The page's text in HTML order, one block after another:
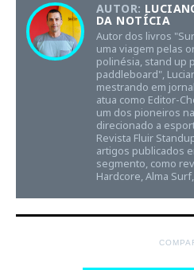
AUTOR:
DA NOTÍCIA
Autor dos livros
uma viagem pelas
polinésia, stand up
paddleboard",
mestrando em
atua como Editor-
um dos pioneiros
direcionado a
Revista Fluir
artigos publicados
segmento, como
Hardcore, Alma